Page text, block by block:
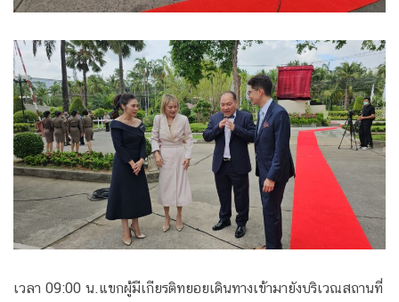
เวลา 09:00 น.แขกผู้มีเกียรติทยอยเดินทางเข้ามายังบริเวณสถานที่